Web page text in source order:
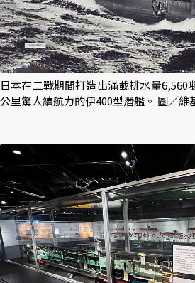
日本在二戰期間打造出滿載排水量6,560
公里驚人續航力的伊400型潛艦。 圖／維